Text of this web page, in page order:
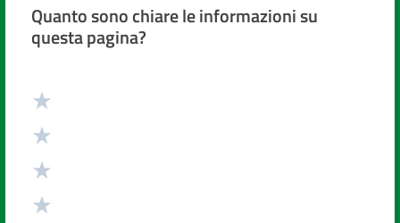
per...
Strutture
Quanto sono chiare le informazioni su
questa pagina?